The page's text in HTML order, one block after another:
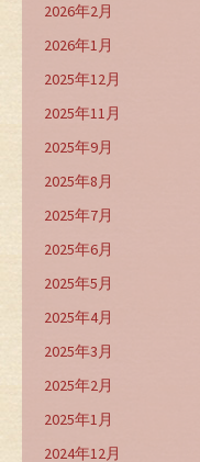
2026年2月
2026年1月
2025年12月
2025年11月
2025年9月
2025年8月
2025年7月
2025年6月
2025年5月
2025年4月
2025年3月
2025年2月
2025年1月
2024年12月